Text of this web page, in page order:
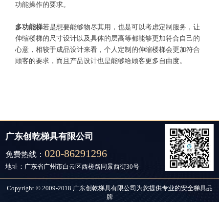
功能操作的要求。
多功能梯若是想要能够物尽其用，也是可以考虑定制服务，让
伸缩楼梯的尺寸设计以及具体的层高等都能够更加符合自己的
心意，相较于成品设计来看，个人定制的伸缩楼梯会更加符合
顾客的要求，而且产品设计也是能够给顾客更多自由度。
广东创乾梯具有限公司
免费热线：020-86291296
地址：广东省广州市白云区西槎路同景西街30号
Copyright © 2009-2018 广东创乾梯具有限公司为您提供专业的安全梯具品
牌